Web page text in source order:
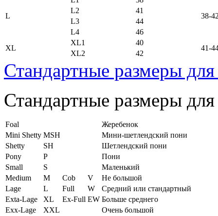
L
38-
L2
41
L3
44
L4
46
XL
XL1 40
41-
XL2 42
Стандартные размеры
Стандартные размеры
Foal
Жеребенок
Mini Shetty MSH
Мини-шетлендский пони
Shetty
SH
Шетлендский пони
Pony
P
Пони
Small
S
Маленький
Medium
M Cob V
Не большой
Lage
L Full W
Средний или стандартный
Exta-Lage
XL Ex-Full EW Больше среднего
Exx-Lage
XXL Очень большой